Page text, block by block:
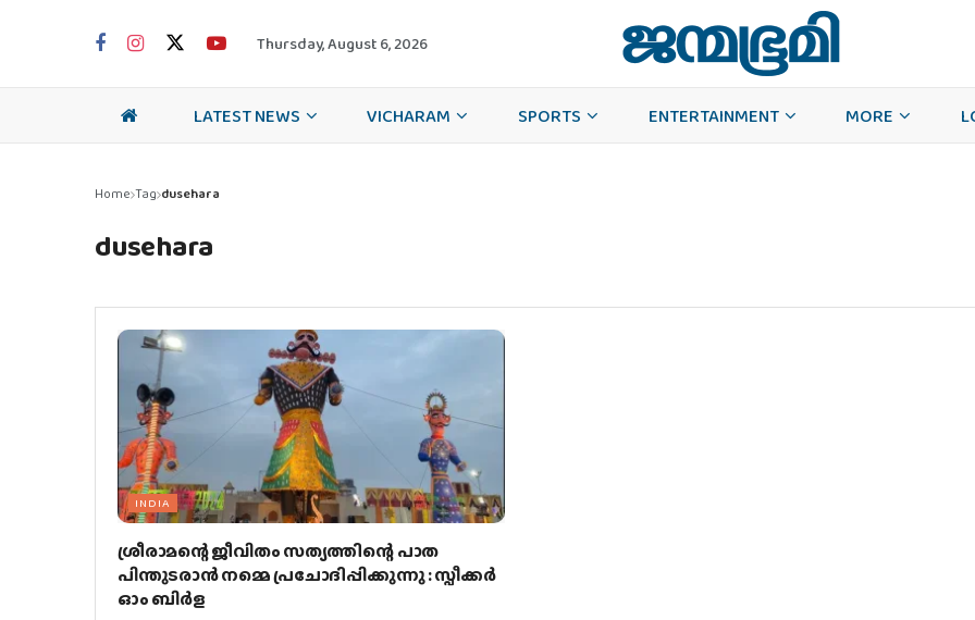
Thursday, August 6, 2026
LATEST NEWS VICHARAM SPORTS ENTERTAINMENT MORE
Home Tag dusehara
dusehara
INDIA
ശ്രീരാമന്റെ ജീവിതം സത്യത്തിന്റെ പാത
പിന്തുടരാൻ നമ്മെ പ്രചോദിപ്പിക്കുന്നു : സ്പീക്കർ
ഓം ബിർള